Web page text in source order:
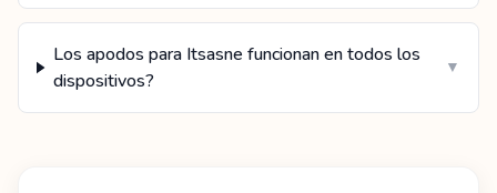
Los apodos para Itsasne funcionan en todos los
dispositivos?
▼